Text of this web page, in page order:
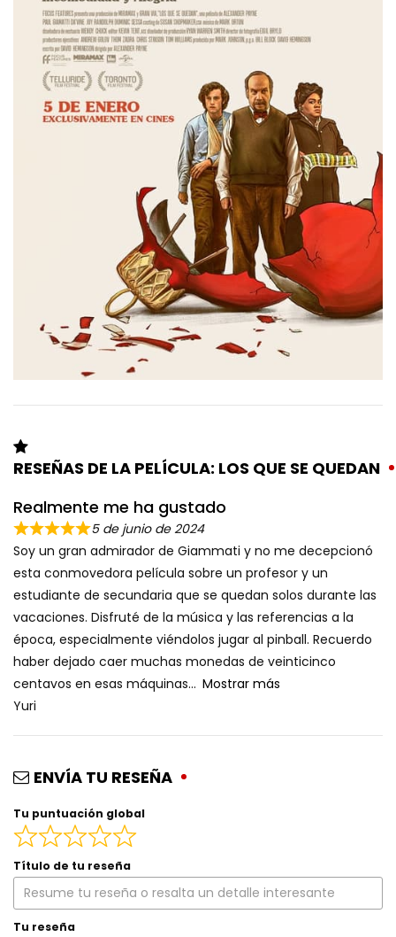
RESEÑAS DE LA PELÍCULA: LOS QUE SE QUEDAN
Realmente me ha gustado
5 de junio de 2024
Soy un gran admirador de Giammati y no me decepcionó
esta conmovedora película sobre un profesor y un
estudiante de secundaria que se quedan solos durante las
vacaciones. Disfruté de la música y las referencias a la
época, especialmente viéndolos jugar al pinball. Recuerdo
haber dejado caer muchas monedas de veinticinco
centavos en esas máquinas
Mostrar más
Yuri
ENVÍA TU RESEÑA
Tu puntuación global
Título de tu reseña
Tu reseña